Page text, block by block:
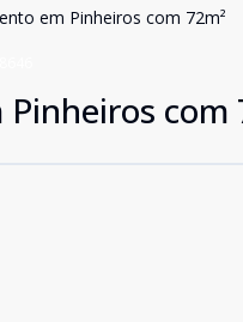
em Pinheiros com 72m²
com